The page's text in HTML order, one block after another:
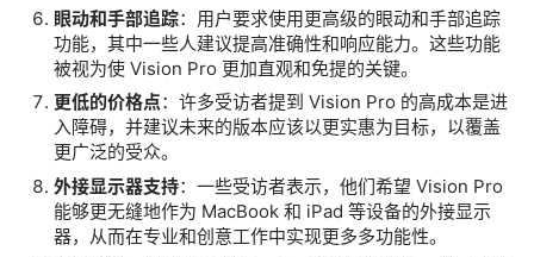
源
论
眼动和手部追踪：用户要求使用更高级的眼动和手部追踪
功能，其中一些人建议提高准确性和响应能力。这些功能
被视为使 Vision Pro 更加直观和免提的关键。
更低的价格点：许多受访者提到 Vision Pro 的高成本是进
入障碍，并建议未来的版本应该以更实惠为目标，以覆盖
更广泛的受众。
外接显示器支持：一些受访者表示，他们希望 Vision Pro
能够更无缝地作为 MacBook 和 iPad 等设备的外接显示
器，从而在专业和创意工作中实现更多多功能性。